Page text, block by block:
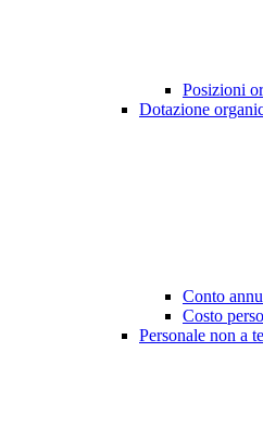
Posizioni
Dotazione
Conto
Costo
Personale non a